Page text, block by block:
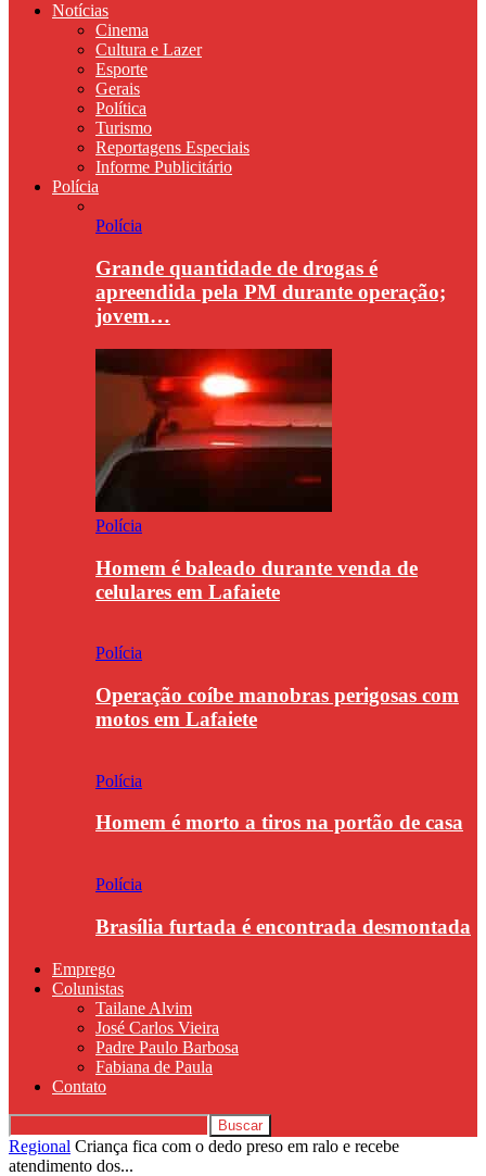
Notícias
Cinema
Cultura e Lazer
Esporte
Gerais
Política
Turismo
Reportagens Especiais
Informe Publicitário
Polícia
Polícia
Grande quantidade de drogas é
apreendida pela PM durante operação;
jovem…
Polícia
Homem é baleado durante venda de
celulares em Lafaiete
Polícia
Operação coíbe manobras perigosas com
motos em Lafaiete
Polícia
Homem é morto a tiros na portão de casa
Polícia
Brasília furtada é encontrada desmontada
Emprego
Colunistas
Tailane Alvim
José Carlos Vieira
Padre Paulo Barbosa
Fabiana de Paula
Contato
Regional Criança fica com o dedo preso em ralo e recebe
atendimento dos...